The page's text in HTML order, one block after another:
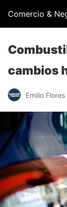
Comercio &
cambios
Emilio Flores